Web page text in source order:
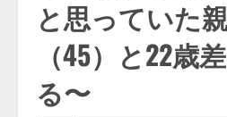
と思っていた
（45）と22歳
る〜